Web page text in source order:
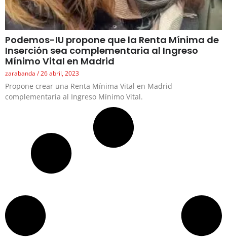
Podemos-IU propone que la Renta Mínima de
Inserción sea complementaria al Ingreso
Mínimo Vital en Madrid
zarabanda 26 abril, 2023
Propone crear una Renta Mínima Vital en Madrid
complementaria al Ingreso Mínimo Vital.